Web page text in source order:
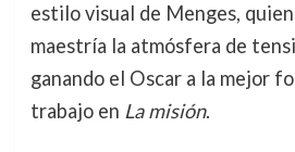
estilo visual de Menges,
maestría la atmósfera de
ganando el Oscar a la mejor
trabajo en La misión.